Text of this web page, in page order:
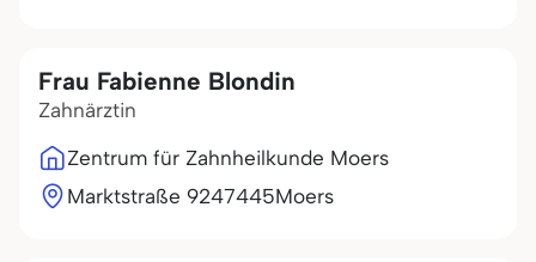
Frau Fabienne Blondin
Zahnärztin
Zentrum für Zahnheilkunde Moers
Marktstraße 9247445Moers